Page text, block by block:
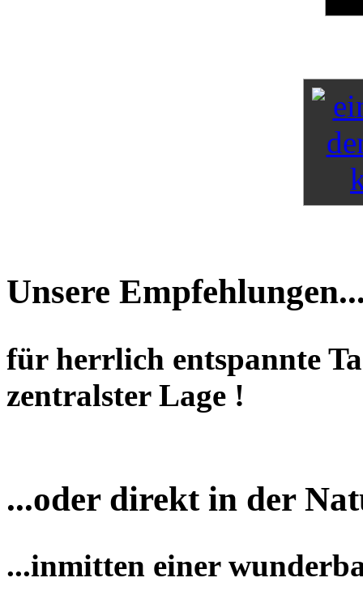
Unsere
für herrlich entspannte
zentralster Lage !
...oder direkt in der
...inmitten einer